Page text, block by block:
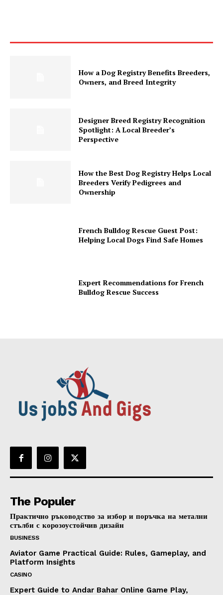
How a Dog Registry Benefits Breeders,
Owners, and Breed Integrity
Designer Breed Registry Recognition
Spotlight: A Local Breeder’s
Perspective
How the Best Dog Registry Helps Local
Breeders Verify Pedigrees and
Ownership
French Bulldog Rescue Guest Post:
Helping Local Dogs Find Safe Homes
Expert Recommendations for French
Bulldog Rescue Success
The Populer
Практично ръководство за избор и поръчка на метални
стълби с корозоустойчив дизайн
BUSINESS
Aviator Game Practical Guide: Rules, Gameplay, and
Platform Insights
CASINO
Expert Guide to Andar Bahar Online Game Play,